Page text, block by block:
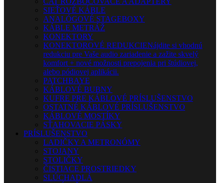
SIEŤOVÉ KÁBLE
ANALÓGOVÉ STAGEBOXY
KÁBLE METRÁŽ
KONEKTORY
KONEKTOROVÉ REDUKCIENájdite si vhodnú
redukciu pre Vaše audio zariadenie a zažite skvelý
komfort + nové možnosti prepojenia pri štúdiovej,
alebo pódiovej aplikácii.
PATCHBAYE
KÁBLOVÉ BUBNY
KUFRE PRE KÁBLOVÉ PRÍSLUŠENSTVO
OSTATNÉ KÁBLOVÉ PRÍSLUŠENSTVO
KÁBLOVÉ MOSTÍKY
SŤAHOVACIE PÁSKY
PRÍSLUŠENSTVO
LADIČKY A METRONÓMY
STOJANY
STOLIČKY
ČISTIACE PROSTRIEDKY
SLÚCHADLÁ